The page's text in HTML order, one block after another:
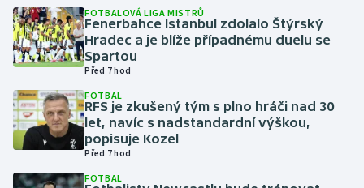
Jezdectví
Judo
Krasobruslení
Lezení
FOTBALOVÁ LIGA MISTRŮ
Fenerbahce Istanbul zdolalo Štýrský
Hradec a je blíže případnému duelu se
Spartou
Před 7 hod
FOTBAL
RFS je zkušený tým s plno hráči nad 30
let, navíc s nadstandardní výškou,
popisuje Kozel
Před 7 hod
FOTBAL